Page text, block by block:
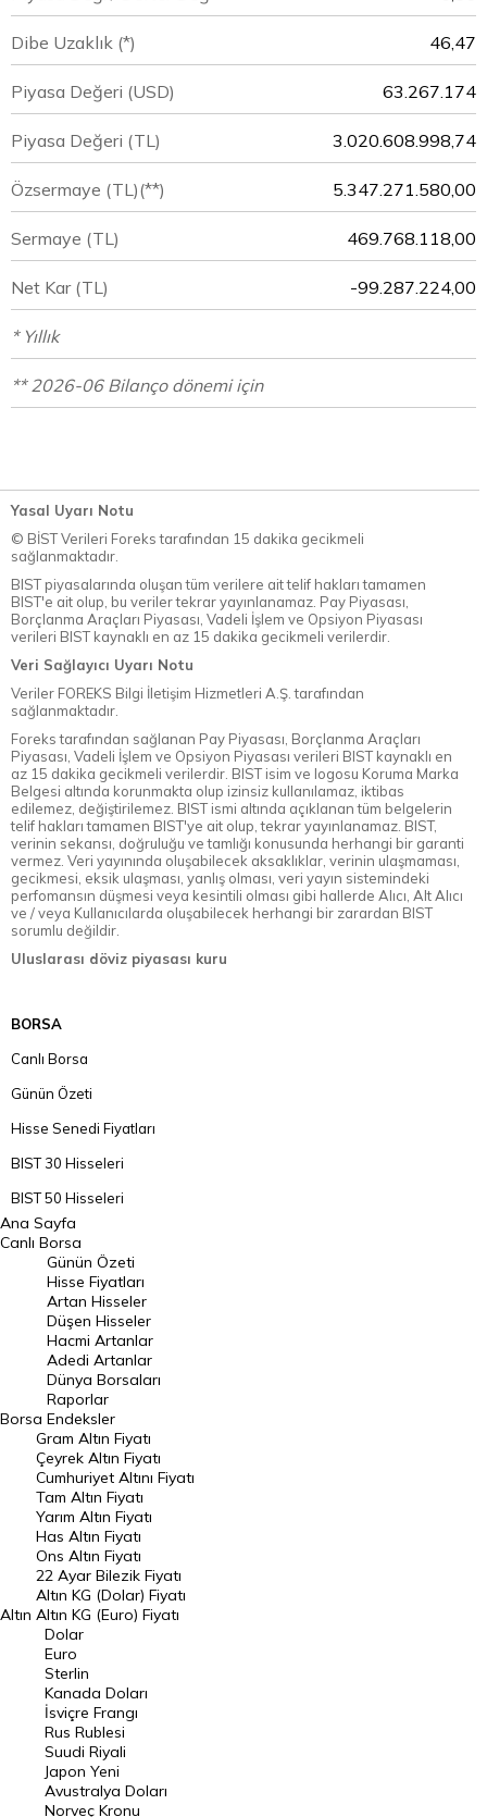
Dibe Uzaklık (*) 46,47
Piyasa Değeri (USD) 63.267.174
Piyasa Değeri (TL) 3.020.608.998,74
Özsermaye (TL)(**) 5.347.271.580,00
Sermaye (TL) 469.768.118,00
Net Kar (TL) -99.287.224,00
* Yıllık
** 2026-06 Bilanço dönemi için
Yasal Uyarı Notu
© BİST Verileri Foreks tarafından 15 dakika gecikmeli
sağlanmaktadır.
BIST piyasalarında oluşan tüm verilere ait telif hakları tamamen
BIST'e ait olup, bu veriler tekrar yayınlanamaz. Pay Piyasası,
Borçlanma Araçları Piyasası, Vadeli İşlem ve Opsiyon Piyasası
verileri BIST kaynaklı en az 15 dakika gecikmeli verilerdir.
Veri Sağlayıcı Uyarı Notu
Veriler FOREKS Bilgi İletişim Hizmetleri A.Ş. tarafından
sağlanmaktadır.
Foreks tarafından sağlanan Pay Piyasası, Borçlanma Araçları
Piyasası, Vadeli İşlem ve Opsiyon Piyasası verileri BIST kaynaklı en
az 15 dakika gecikmeli verilerdir. BIST isim ve logosu Koruma Marka
Belgesi altında korunmakta olup izinsiz kullanılamaz, iktibas
edilemez, değiştirilemez. BIST ismi altında açıklanan tüm belgelerin
telif hakları tamamen BIST'ye ait olup, tekrar yayınlanamaz. BIST,
verinin sekansı, doğruluğu ve tamlığı konusunda herhangi bir garanti
vermez. Veri yayınında oluşabilecek aksaklıklar, verinin ulaşmaması,
gecikmesi, eksik ulaşması, yanlış olması, veri yayın sistemindeki
perfomansın düşmesi veya kesintili olması gibi hallerde Alıcı, Alt Alıcı
ve / veya Kullanıcılarda oluşabilecek herhangi bir zarardan BIST
sorumlu değildir.
Uluslarası döviz piyasası kuru
BORSA
Canlı Borsa
Günün Özeti
Hisse Senedi Fiyatları
BIST 30 Hisseleri
BIST 50 Hisseleri
BIST 100 Hisseleri
En Çok Artan Hisseler
En Çok Düşen Hisseler
Hacmi Artanlar
Geçmiş Kapanışlar
Dünya Borsaları
Raporlar
Endeksler
DÖVİZ
Döviz Kuru
Dolar Kuru
Euro Kuru
Pound Kuru
Frank Kuru
Riyal Kuru
Avustralya Doları
Danimarka Kronu Kuru
Ana Sayfa
Canlı Borsa
Borsa
Günün Özeti
Hisse Fiyatları
Artan Hisseler
Düşen Hisseler
Hacmi Artanlar
Adedi Artanlar
Dünya Borsaları
Raporlar
Endeksler
Altın
Gram Altın Fiyatı
Çeyrek Altın Fiyatı
Cumhuriyet Altını Fiyatı
Tam Altın Fiyatı
Yarım Altın Fiyatı
Has Altın Fiyatı
Ons Altın Fiyatı
22 Ayar Bilezik Fiyatı
Altın KG (Dolar) Fiyatı
Altın KG (Euro) Fiyatı
Dolar
Euro
Sterlin
Kanada Doları
İsviçre Frangı
Rus Rublesi
Suudi Riyali
Japon Yeni
Avustralya Doları
Norveç Kronu